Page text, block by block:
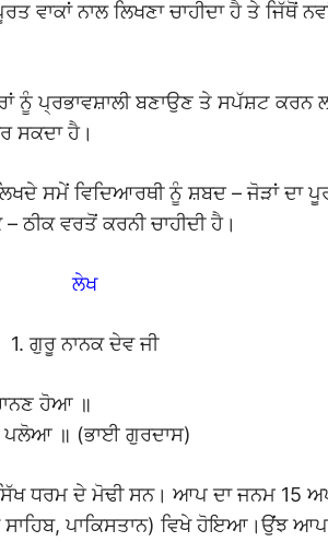
ਵਾਕਾਂ ਨਾਲ ਲਿਖਣਾ ਚਾਹੀਦਾ ਹੈ ਤੇ ਜਿੱਥੋਂ
ਨੂੰ ਪ੍ਰਭਾਵਸ਼ਾਲੀ ਬਣਾਉਣ ਤੇ ਸਪੱਸ਼ਟ ਕਰਨ
ਸਕਦਾ ਹੈ।
ਸਮੇਂ ਵਿਦਿਆਰਥੀ ਨੂੰ ਸ਼ਬਦ – ਜੋੜਾਂ ਦਾ
– ਠੀਕ ਵਰਤੋਂ ਕਰਨੀ ਚਾਹੀਦੀ ਹੈ।
ਲੇਖ
1. ਗੁਰੂ ਨਾਨਕ ਦੇਵ ਜੀ
ਹੋਆ ॥
ਪਲੋਆ ॥ (ਭਾਈ ਗੁਰਦਾਸ)
ਸਿੱਖ ਧਰਮ ਦੇ ਮੋਢੀ ਸਨ। ਆਪ ਦਾ ਜਨਮ 15
ਪਾਕਿਸਤਾਨ) ਵਿਖੇ ਹੋਇਆ।ਉਂਝ